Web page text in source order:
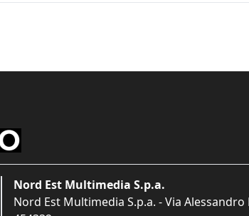
Nord Est Multimedia S.p.a.
Nord Est Multimedia S.p.a. - Via Alessandro